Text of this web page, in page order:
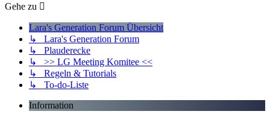
Gehe zu
Lara's Generation Forum Übersicht
↳ Lara's Generation Forum
↳ Plauderecke
↳ >> LG Meeting Komitee <<
↳ Regeln & Tutorials
↳ To-do-Liste
Information